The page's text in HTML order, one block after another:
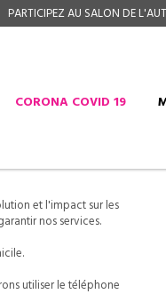
PARTICIPEZ AU SALON DE
CORONA COVID 19
et l'impact sur les
nos services.
utiliser le téléphone